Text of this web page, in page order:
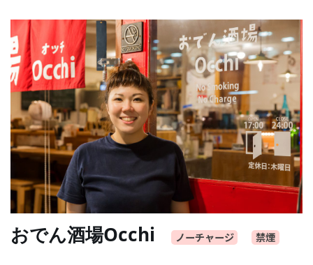
おでん酒場Occhi ノーチャージ 禁煙